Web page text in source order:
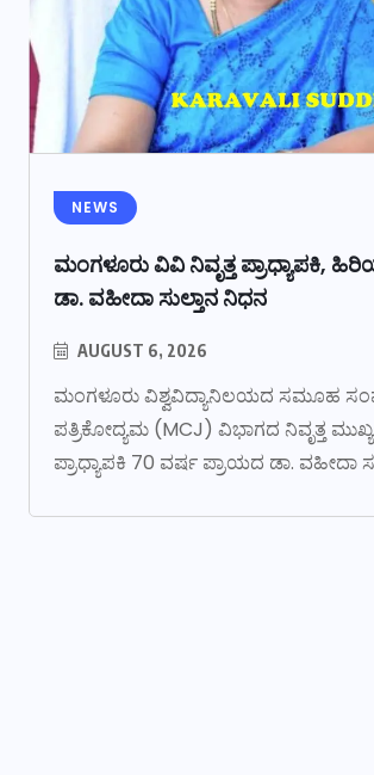
NEWS
ಮಂಗಳೂರು ವಿವಿ ನಿವೃತ್ತ ಪ್ರಾಧ್ಯಾಪಕಿ,
ಡಾ. ವಹೀದಾ ಸುಲ್ತಾನ ನಿಧನ
AUGUST 6, 2026
ಮಂಗಳೂರು ವಿಶ್ವವಿದ್ಯಾನಿಲಯದ ಸಮೂಹ
ಪತ್ರಿಕೋದ್ಯಮ (MCJ) ವಿಭಾಗದ ನಿವೃತ್ತ
ಪ್ರಾಧ್ಯಾಪಕಿ 70 ವರ್ಷ ಪ್ರಾಯದ ಡಾ. ವಹೀದಾ